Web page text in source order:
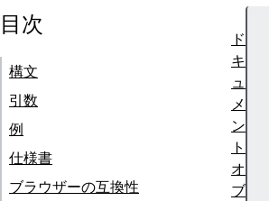
目次
構文
引数
例
仕様書
ブラウザーの互換性
ド
キ
ュ
メ
ン
ト
オ
ブ